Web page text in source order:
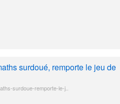
surdoué, remporte le jeu de
surdoue-remporte-le-j..